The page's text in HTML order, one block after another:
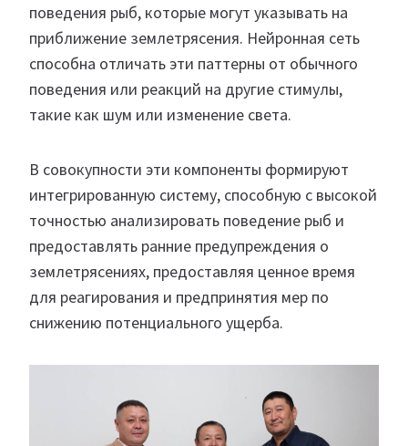
поведения рыб, которые могут указывать на
приближение землетрясения. Нейронная сеть
способна отличать эти паттерны от обычного
поведения или реакций на другие стимулы,
такие как шум или изменение света.
В совокупности эти компоненты формируют
интегрированную систему, способную с высокой
точностью анализировать поведение рыб и
предоставлять ранние предупреждения о
землетрясениях, предоставляя ценное время
для реагирования и предпринятия мер по
снижению потенциального ущерба.